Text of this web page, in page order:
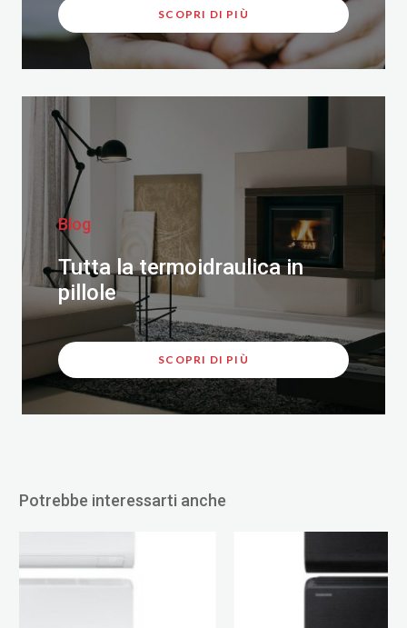
SCOPRI DI PIÙ
Blog
Tutta la termoidraulica in
pillole
SCOPRI DI PIÙ
Potrebbe interessarti anche